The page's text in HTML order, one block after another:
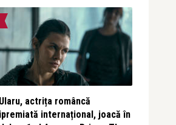
actrița româncă
internațional, joacă în